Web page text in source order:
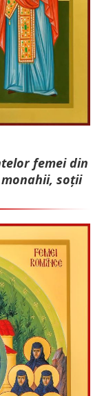
femei din
soții